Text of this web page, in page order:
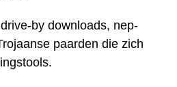
by downloads, nep-
paarden die zich